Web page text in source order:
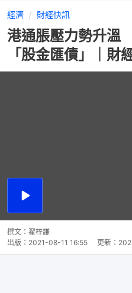
經濟 財經快訊
港通脹壓力勢升溫
「股金匯債」｜財
播
撰文： 翟梓謙
出版： 2021-08-11 16:55 更新：